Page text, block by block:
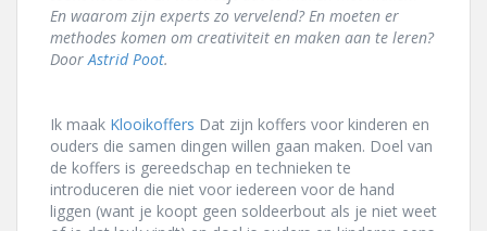
En waarom zijn experts zo vervelend? En moeten er
methodes komen om creativiteit en maken aan te leren?
DoorAstrid Poot.
Ik maak Klooikoffers Dat zijn koffers voor kinderen en
ouders die samen dingen willen gaan maken. Doel van
de koffers is gereedschap en technieken te
introduceren die niet voor iedereen voor de hand
liggen (want je koopt geen soldeerbout als je niet weet